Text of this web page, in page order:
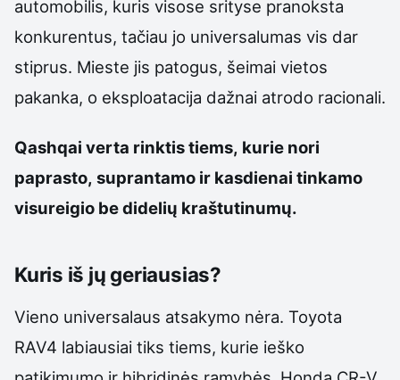
automobilis, kuris visose srityse pranoksta
konkurentus, tačiau jo universalumas vis dar
stiprus. Mieste jis patogus, šeimai vietos
pakanka, o eksploatacija dažnai atrodo racionali.
Qashqai verta rinktis tiems, kurie nori
paprasto, suprantamo ir kasdienai tinkamo
visureigio be didelių kraštutinumų.
Kuris iš jų geriausias?
Vieno universalaus atsakymo nėra. Toyota
RAV4 labiausiai tiks tiems, kurie ieško